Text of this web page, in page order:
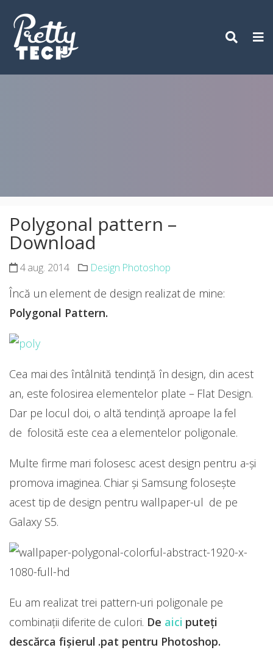
content
Polygonal pattern –
Download
4 aug. 2014 Design Photoshop
Încă un element de design realizat de mine:
Polygonal Pattern.
Cea mai des întâlnită tendință în design, din acest
an, este folosirea elementelor plate – Flat Design.
Dar pe locul doi, o altă tendință aproape la fel
de folosită este cea a elementelor poligonale.
Multe firme mari folosesc acest design pentru a-și
promova imaginea. Chiar și Samsung folosește
acest tip de design pentru wallpaper-ul de pe
Galaxy S5.
Eu am realizat trei pattern-uri poligonale pe
combinații diferite de culori. De aici puteți
descărca fișierul .pat pentru Photoshop.